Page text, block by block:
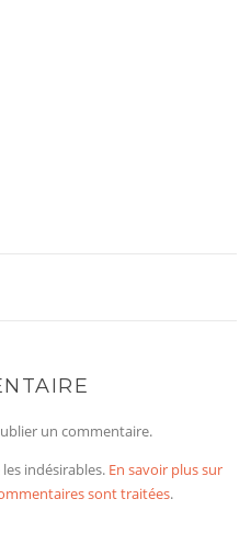
un commentaire.
indésirables. En savoir plus sur
sont traitées.